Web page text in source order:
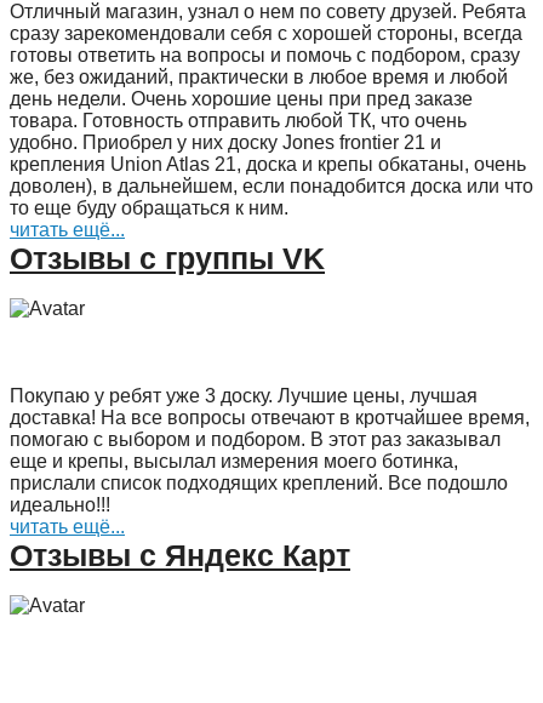
Отличный магазин, узнал о нем по совету друзей. Ребята
сразу зарекомендовали себя с хорошей стороны, всегда
готовы ответить на вопросы и помочь с подбором, сразу
же, без ожиданий, практически в любое время и любой
день недели. Очень хорошие цены при пред заказе
товара. Готовность отправить любой ТК, что очень
удобно. Приобрел у них доску Jones frontier 21 и
крепления Union Atlas 21, доска и крепы обкатаны, очень
доволен), в дальнейшем, если понадобится доска или что
то еще буду обращаться к ним.
читать ещё...
Отзывы с группы VK
Покупаю у ребят уже 3 доску. Лучшие цены, лучшая
доставка! На все вопросы отвечают в кротчайшее время,
помогаю с выбором и подбором. В этот раз заказывал
еще и крепы, высылал измерения моего ботинка,
прислали список подходящих креплений. Все подошло
идеально!!!
читать ещё...
Отзывы с Яндекс Карт